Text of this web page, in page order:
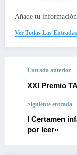
Añade tu
Ver Todas Las Entradas
Entrada anterior
XXI Premio
Siguiente entrada
I Certamen
por leer»